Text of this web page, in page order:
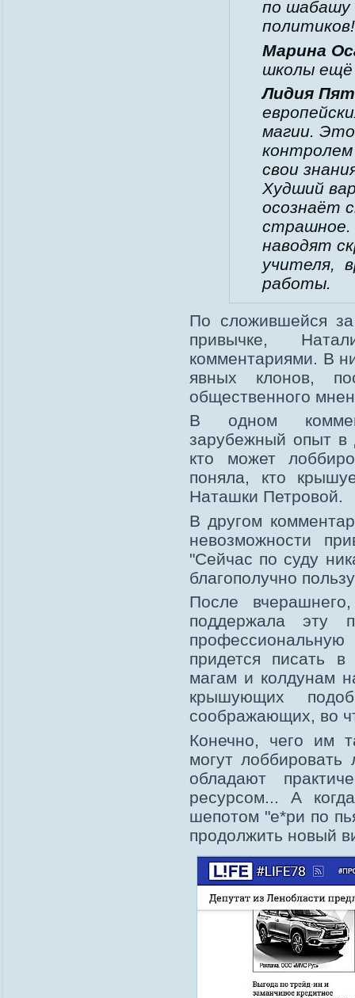
по шабашу
политиков!
Марина
школы
Лидия
магии.
контролем
свои
Худший
осознаёт
страшное.
наводят
учителя,
работы.
По сложившейся
привычке,
комментариями. В
явных клонов,
общественного
В одном
зарубежный опыт в
кто может
поняла, кто
Наташки Петровой.
В другом
невозможности
"Сейчас по суду
благополучно
После
поддержала эту
профессиональную
придется писать
магам и колдунам
крышующих
соображающих, во
Конечно, чего им
могут
обладают
ресурсом... А
шепотом "е*ри по
продолжить новый